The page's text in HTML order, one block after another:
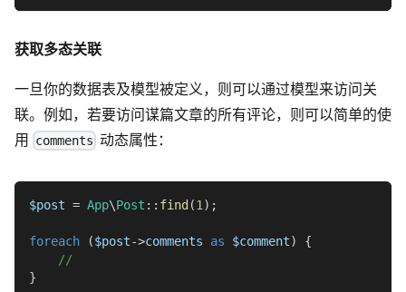
获取多态关联
一旦你的数据表及模型被定义，则可以通过模型来访问关
联。例如，若要访问谋篇文章的所有评论，则可以简单的使
用
comments 动态属性：
$post = App\Post :: find (1) ;
foreach ($post->comments as $comment)
{
//
}